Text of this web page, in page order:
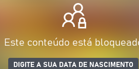
Este conteúdo está
DIGITE A SUA DATA DE NASCIMENTO